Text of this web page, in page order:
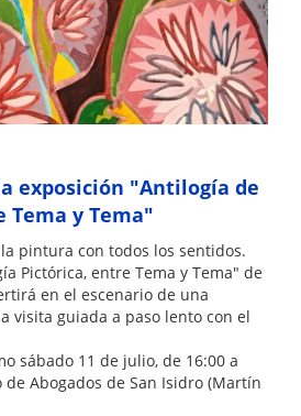
exposición "Antilogía de
y Tema"
pintura con todos los sentidos.
Pictórica, entre Tema y Tema" de
en el escenario de una
visita guiada a paso lento con el
sábado 11 de julio, de 16:00 a
de Abogados de San Isidro (Martín